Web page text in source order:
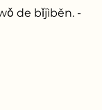
de bǐjìběn. -